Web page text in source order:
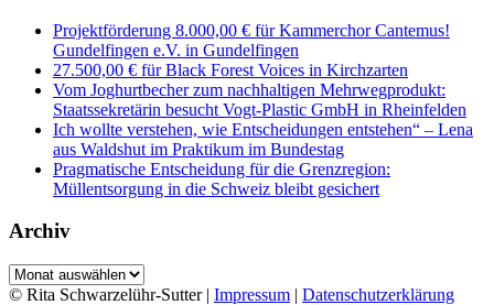
Projektförderung 8.000,00 € für Kammerchor Cantemus!
Gundelfingen e.V. in Gundelfingen
27.500,00 € für Black Forest Voices in Kirchzarten
Vom Joghurtbecher zum nachhaltigen Mehrwegprodukt:
Staatssekretärin besucht Vogt-Plastic GmbH in Rheinfelden
Ich wollte verstehen, wie Entscheidungen entstehen“ – Lena
aus Waldshut im Praktikum im Bundestag
Pragmatische Entscheidung für die Grenzregion:
Müllentsorgung in die Schweiz bleibt gesichert
Archiv
Archiv
© Rita Schwarzelühr-Sutter | Impressum | Datenschutzerklärung